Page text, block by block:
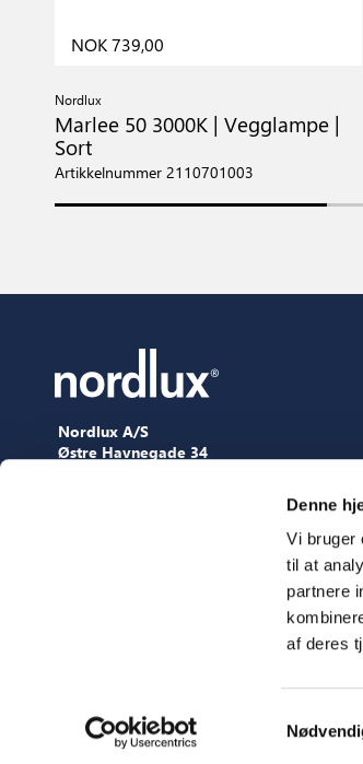
Denne
Vi bruger
til at
partnere
af deres
NOK 739,00
Nordlux
Marlee 50 3000K | Vegglampe |
Sort
Artikkelnummer 2110701003
Nordlux A/S
Østre Havnegade 34